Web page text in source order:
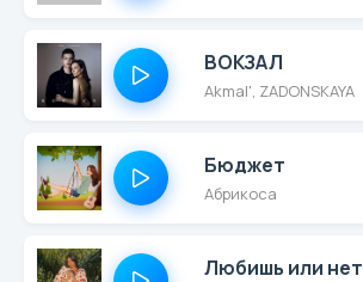
ВОКЗАЛ
Akmal', ZADONSKAYA
Бюджет
Абрикоса
Любишь или нет